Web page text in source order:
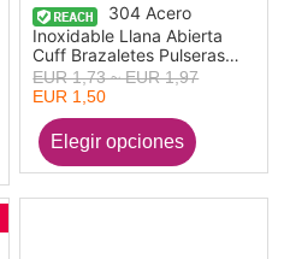
304 Acero
Inoxidable Llana Abierta
Cuff Brazaletes Pulseras
Tono de Plata 17.5cm
longitud, 1 Unidad
EUR 1,73 ~ EUR 1,97
EUR 1,50